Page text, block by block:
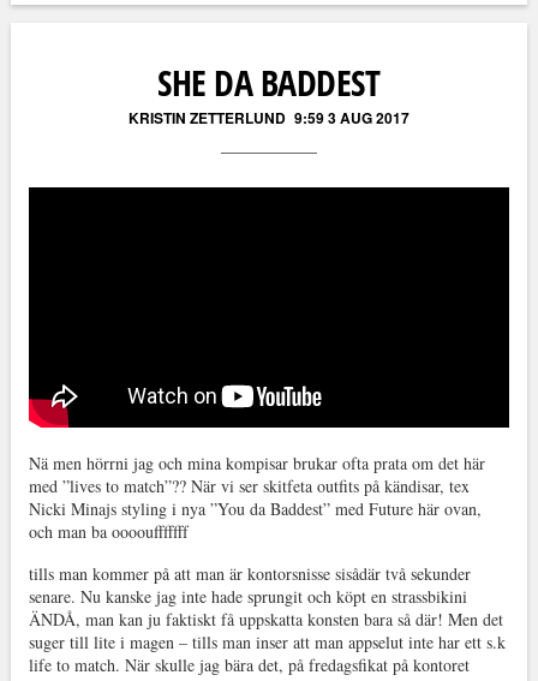
SHE DA BADDEST
KRISTIN ZETTERLUND 9:59 3 AUG 2017
Nä men hörrni jag och mina kompisar brukar ofta prata om det här
med ”lives to match”?? När vi ser skitfeta outfits på kändisar, tex
Nicki Minajs styling i nya ”You da Baddest” med Future här ovan,
och man ba ooooufffffff
tills man kommer på att man är kontorsnisse sisådär två sekunder
senare. Nu kanske jag inte hade sprungit och köpt en strassbikini
ÄNDÅ, man kan ju faktiskt få uppskatta konsten bara så där! Men det
suger till lite i magen – tills man inser att man appselut inte har ett s.k
life to match. När skulle jag bära det, på fredagsfikat på kontoret